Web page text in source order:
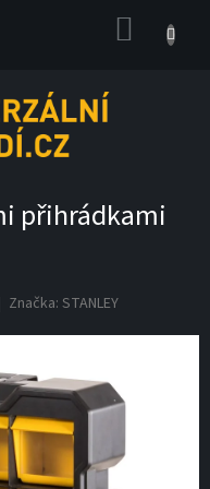
přihrádkami
Značka: STANLEY